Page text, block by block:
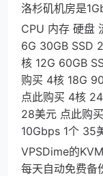
洛杉矶机房是
CPU 内存 硬盘
6G 30GB SSD
核 12G 60GB
购买 4核 18G
点此购买 4核
28美元 点此购
10Gbps 1个 35
VPSDime的
每天自动免费备